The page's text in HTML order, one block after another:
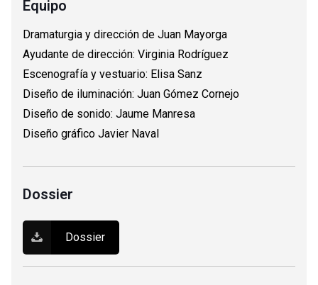
Equipo
Dramaturgia y dirección de Juan Mayorga
Ayudante de dirección: Virginia Rodríguez
Escenografía y vestuario: Elisa Sanz
Diseño de iluminación: Juan Gómez Cornejo
Diseño de sonido: Jaume Manresa
Diseño gráfico Javier Naval
Dossier
Dossier